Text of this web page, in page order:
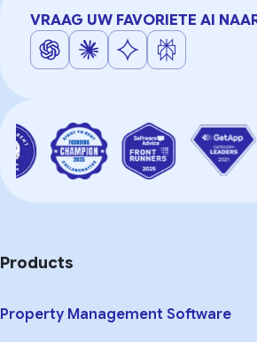
VRAAG UW FAVORIETE AI
Products
Property Management Software